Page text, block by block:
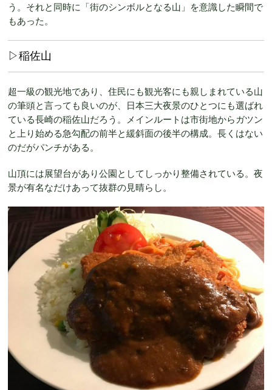
う。それと同時に「街のシンボルとなる山」を意識した瞬間で
もあった。
▷稲佐山
超一級の観光地であり、住民にも観光客にも親しまれている山
の筆頭と言っても良いのが、日本三大夜景のひとつにも選ばれ
ている長崎の稲佐山だろう。メインルートは市街地からガツン
と上り始める急勾配の前半と緩斜面の後半の構成。長くはない
のだがパンチがある。
山頂には展望台があり公園としてしっかり整備されている。夜
景が有名なだけあって抜群の見晴らし。